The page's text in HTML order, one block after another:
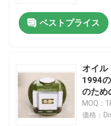
ベストプライス
オイル
1994
のため
頭部
MOQ：
価格：